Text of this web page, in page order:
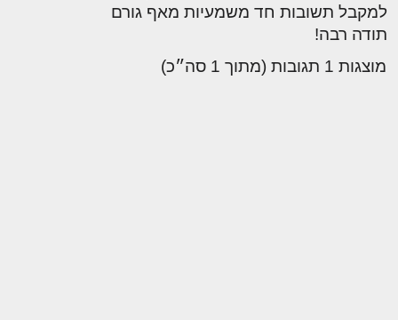
למקבל תשובות חד משמעיות מאף גורם
תודה רבה!
מוצגות 1 תגובות (מתוך 1 סה״כ)